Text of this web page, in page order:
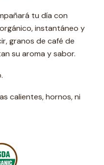
tu día con
instantáneo y
granos de café de
su aroma y sabor.
calientes, hornos, ni